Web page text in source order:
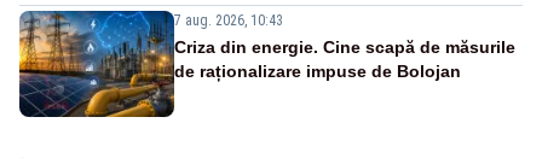
7 aug. 2026, 10:43
Criza din energie. Cine scapă de măsurile
de raționalizare impuse de Bolojan